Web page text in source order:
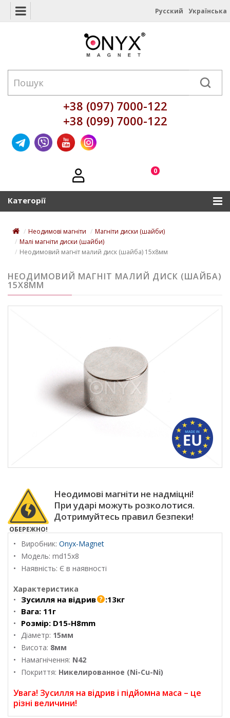
Русский Українська
+38 (097) 7000-122
+38 (099) 7000-122
0
Категорії
Неодимові магніти
Магніти диски (шайби)
Малі магніти диски (шайби)
Неодимовий магніт малий диск (шайба) 15х8мм
НЕОДИМОВИЙ МАГНІТ МАЛИЙ ДИСК (ШАЙБА)
15Х8ММ
ОБЕРЕЖНО!
Неодимові магніти не надміцні!
При ударі можуть розколотися.
Дотримуйтесь правил безпеки!
Виробник: Onyx-Magnet
Модель: md15x8
Наявність: Є в наявності
Характеристика
Зусилля на відрив :13кг
Вага: 11г
Розмір: D15-H8mm
Діаметр: 15мм
Висота: 8мм
Намагнічення: N42
Покриття: Никелированное (Ni-Cu-Ni)
Увага! Зусилля на відрив і підйомна маса – це
різні величини!